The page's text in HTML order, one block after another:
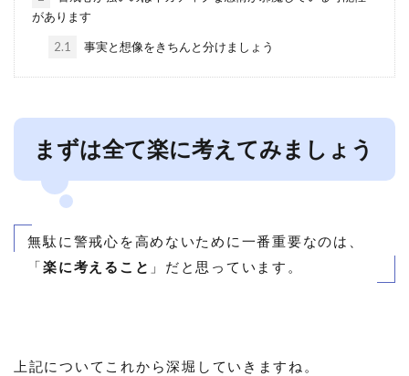
があります
2.1 事実と想像をきちんと分けましょう
まずは全て楽に考えてみましょう
無駄に警戒心を高めないために一番重要なのは、
「楽に考えること 」だと思っています。
上記についてこれから深堀していきますね。